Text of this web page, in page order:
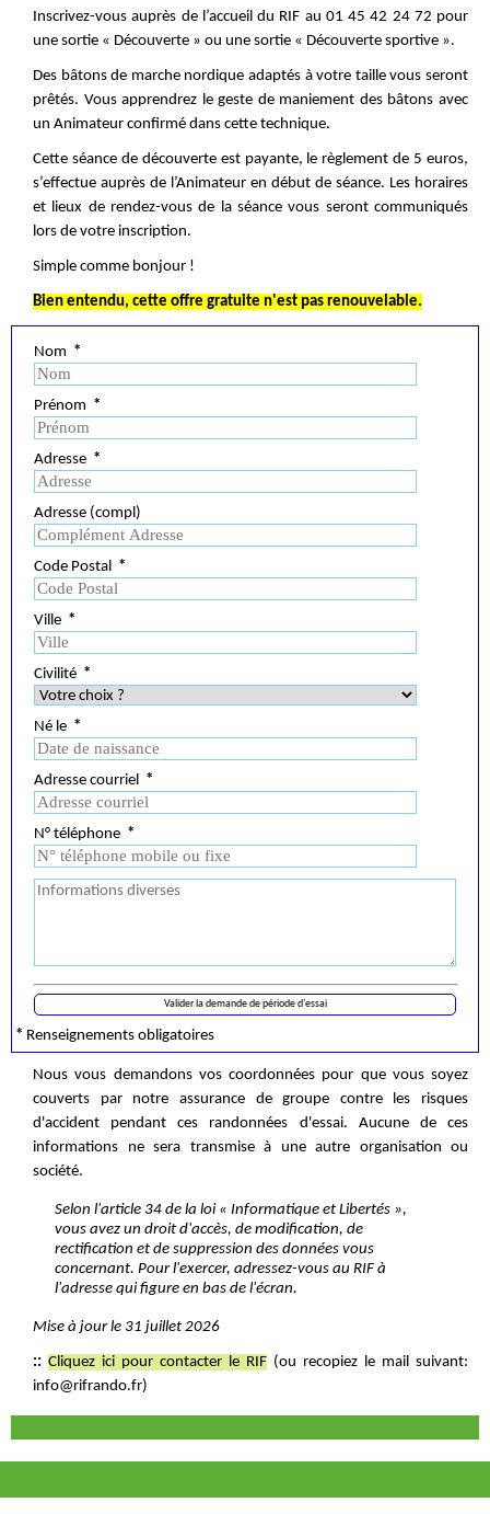
Inscrivez-vous auprès de l’accueil du RIF au 01 45 42 24 72 pour
une sortie « Découverte » ou une sortie « Découverte sportive ».
Des bâtons de marche nordique adaptés à votre taille vous seront
prêtés. Vous apprendrez le geste de maniement des bâtons avec
un Animateur confirmé dans cette technique.
Cette séance de découverte est payante, le règlement de 5 euros,
s’effectue auprès de l’Animateur en début de séance. Les horaires
et lieux de rendez-vous de la séance vous seront communiqués
lors de votre inscription.
Simple comme bonjour !
Bien entendu, cette offre gratuite n'est pas renouvelable.
Nom *
Prénom *
Adresse *
Adresse (compl)
Code Postal *
Ville *
Civilité *
Né le *
Adresse courriel *
N° téléphone *
Valider la demande de période d'essai
* Renseignements obligatoires
Nous vous demandons vos coordonnées pour que vous soyez
couverts par notre assurance de groupe contre les risques
d'accident pendant ces randonnées d'essai. Aucune de ces
informations ne sera transmise à une autre organisation ou
société.
Selon l'article 34 de la loi « Informatique et Libertés »,
vous avez un droit d'accès, de modification, de
rectification et de suppression des données vous
concernant. Pour l'exercer, adressez-vous au RIF à
l'adresse qui figure en bas de l'écran.
Mise à jour le 31 juillet 2026
:: Cliquez ici pour contacter le RIF (ou recopiez le mail suivant:
info@rifrando.fr)